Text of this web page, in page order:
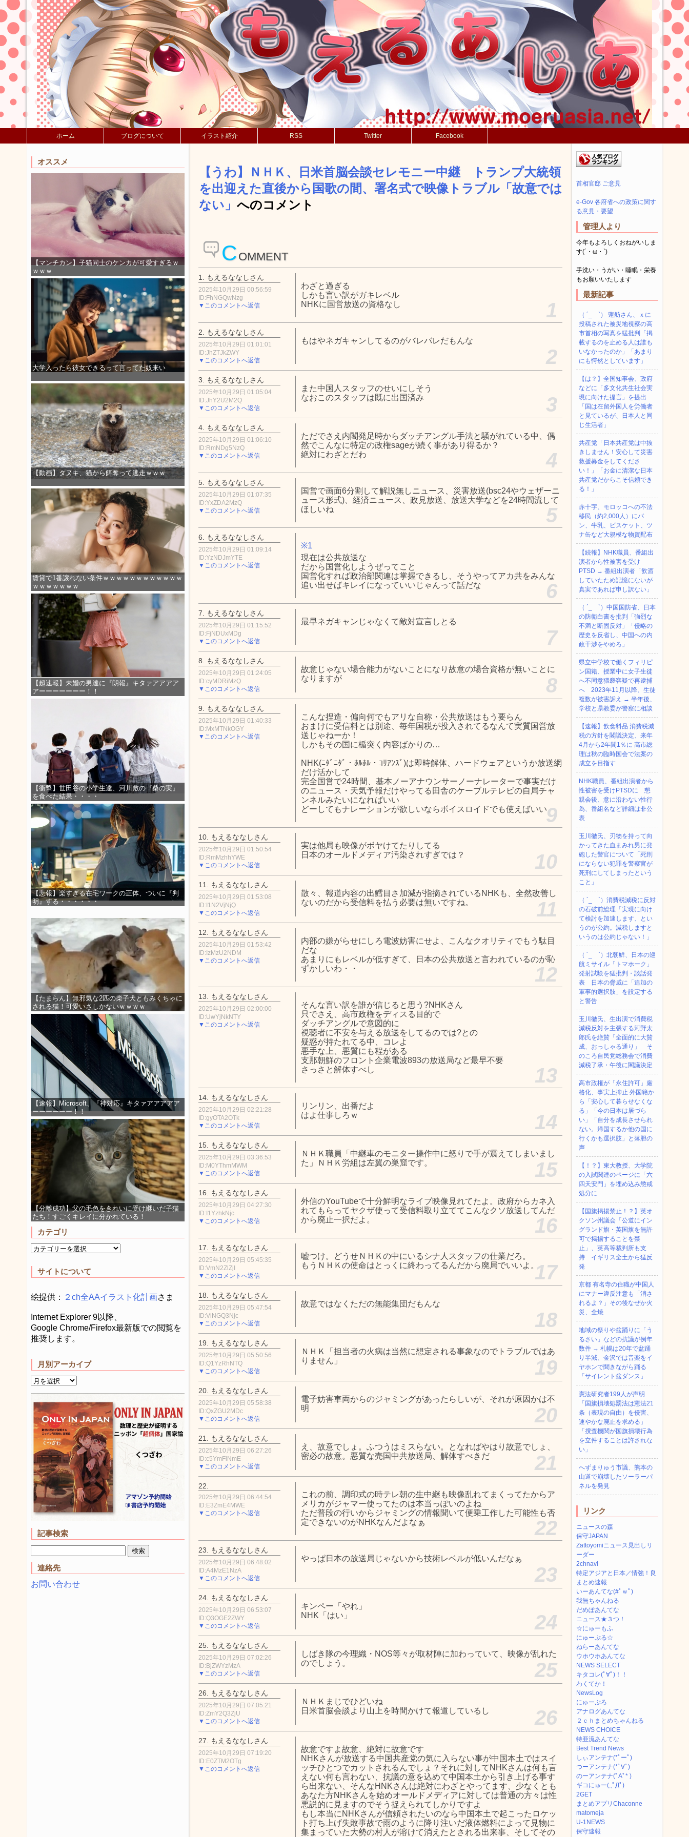
ホーム ブログについて イラスト紹介 RSS Twitter Facebook
オススメ
【マンチカン】子猫同士のケンカが可愛すぎるｗ
ｗｗｗ
大学入ったら彼女できるって言ってた奴来い
【動画】タヌキ、猫から餌奪って逃走ｗｗｗ
賃貸で1番譲れない条件ｗｗｗｗｗｗｗｗｗｗｗｗ
ｗｗｗｗｗｗｗ
【超速報】未婚の男達に『朗報』キタァアアアア
アーーーーーーー！！
【衝撃】世田谷の小学生達、河川敷の『桑の実』
を食べた結果・・・・
【悲報】楽すぎる在宅ワークの正体、ついに『判
明』する・・・・・・
【たまらん】無邪気な2匹の柴子犬ともみくちゃに
される猫！可愛いさしかないｗｗｗｗ
【速報】Microsoft、『神対応』キタァアアアアア
ーーーーーー！！
【分離成功】父の毛色をきれいに受け継いだ子猫
たち！すごくキレイに分かれている！
カテゴリ
サイトについて
絵提供： ２ch全AAイラスト化計画さま
Internet Explorer 9以降、
Google Chrome/Firefox最新版での閲覧を
推奨します。
月別アーカイブ
記事検索
連絡先
お問い合わせ
【うわ】ＮＨＫ、日米首脳会談セレモニー中継 トランプ大統領
を出迎えた直後から国歌の間、署名式で映像トラブル「故意では
ない」 へのコメント
C OMMENT
1. もえるななしさん
2025年10月29日 00:56:59
ID:FhNGQwNzg
▼このコメントへ返信
わざと過ぎる
しかも言い訳がガキレベル
NHKに国営放送の資格なし
1
2. もえるななしさん
2025年10月29日 01:01:01
ID:JhZTJkZWY
▼このコメントへ返信
もはやネガキャンしてるのがバレバレだもんな
2
3. もえるななしさん
2025年10月29日 01:05:04
ID:JhY2U2M2Q
▼このコメントへ返信
また中国人スタッフのせいにしそう
なおこのスタッフは既に出国済み
3
4. もえるななしさん
2025年10月29日 01:06:10
ID:RmNDg5NzQ
▼このコメントへ返信
ただでさえ内閣発足時からダッチアングル手法と騒がれている中、偶
然でこんなに特定の政権sageが続く事があり得るか？
絶対にわざとだわ
4
5. もえるななしさん
2025年10月29日 01:07:35
ID:YxZDA2MzQ
▼このコメントへ返信
国営で画面6分割して解説無しニュース、災害放送(bsc24やウェザーニ
ュース形式)、経済ニュース、政見放送、放送大学などを24時間流して
ほしいね
5
6. もえるななしさん
2025年10月29日 01:09:14
ID:YzNDJmYTE
▼このコメントへ返信
※1
現在は公共放送な
だから国営化しようぜってこと
国営化すれば政治部関連は掌握できるし、そうやってアカ共をみんな
追い出せばキレイになっていいじゃんって話だな
6
7. もえるななしさん
2025年10月29日 01:15:52
ID:FjNDUxMDg
▼このコメントへ返信
最早ネガキャンじゃなくて敵対宣言しとる
7
8. もえるななしさん
2025年10月29日 01:24:05
ID:cyMDRiMzQ
▼このコメントへ返信
故意じゃない場合能力がないことになり故意の場合資格が無いことに
なりますが
8
9. もえるななしさん
2025年10月29日 01:40:33
ID:MxMTNkOGY
▼このコメントへ返信
こんな捏造・偏向何でもアリな自称・公共放送はもう要らん
おまけに受信料とは別途、毎年国税が投入されてるなんて実質国営放
送じゃねーか！
しかもその国に楯突く内容ばかりの…
NHK(ﾆﾀﾞﾆﾀﾞ・ﾎﾙﾎﾙ・ｺﾘｱﾝｽﾞ)は即時解体、ハードウェアというか放送網
だけ活かして
完全国営で24時間、基本ノーアナウンサーノーナレーターで事実だけ
のニュース・天気予報だけやってる田舎のケーブルテレビの自局チャ
ンネルみたいになればいい
どーしてもナレーションが欲しいならボイスロイドでも使えばいい9
10. もえるななしさん
2025年10月29日 01:50:54
ID:RmMzhhYWE
▼このコメントへ返信
実は他局も映像がボヤけてたりしてる
日本のオールドメディア汚染されすぎでは？
10
11. もえるななしさん
2025年10月29日 01:53:08
ID:I1N2VjNjQ
▼このコメントへ返信
散々、報道内容の出鱈目さ加減が指摘されているNHKも、全然改善し
ないのだから受信料を払う必要は無いですね。
11
12. もえるななしさん
2025年10月29日 01:53:42
ID:IzMzU2NDM
▼このコメントへ返信
内部の嫌がらせにしろ電波妨害にせよ、こんなクオリティでもう駄目
だな
あまりにもレベルが低すぎて、日本の公共放送と言われているのが恥
ずかしいわ・・
12
13. もえるななしさん
2025年10月29日 02:00:00
ID:UwYjNkNTY
▼このコメントへ返信
そんな言い訳を誰が信じると思う?NHKさん
只でさえ、高市政権をディスる目的で
ダッチアングルで意図的に
視聴者に不安を与える放送をしてるのでは?との
疑惑が持たれてる中、コレよ
悪手な上、悪質にも程がある
支那朝鮮のフロント企業電波893の放送局など最早不要
さっさと解体すべし
13
14. もえるななしさん
2025年10月29日 02:21:28
ID:gyOTA2OTk
▼このコメントへ返信
リンリン、出番だよ
はよ仕事しろｗ
14
15. もえるななしさん
2025年10月29日 03:36:53
ID:M0YThmMWM
▼このコメントへ返信
ＮＨＫ職員「中継車のモニター操作中に怒りで手が震えてしまいまし
た」ＮＨＫ労組は左翼の巣窟です。
15
16. もえるななしさん
2025年10月29日 04:27:30
ID:I1YzhkNjc
▼このコメントへ返信
外信のYouTubeで十分鮮明なライブ映像見れてたよ。政府からカネ入
れてもらってヤクザ使って受信料取り立ててこんなクソ放送してんだ
から廃止一択だよ。
16
17. もえるななしさん
2025年10月29日 05:45:35
ID:VmN2ZlZjI
▼このコメントへ返信
嘘つけ。どうせＮＨＫの中にいるシナ人スタッフの仕業だろ。
もうＮＨＫの使命はとっくに終わってるんだから廃局でいいよ。17
18. もえるななしさん
2025年10月29日 05:47:54
ID:ViNGQ3Njc
▼このコメントへ返信
故意ではなくただの無能集団だもんな
18
19. もえるななしさん
2025年10月29日 05:50:56
ID:Q1YzRhNTQ
▼このコメントへ返信
ＮＨＫ「担当者の火病は当然に想定される事象なのでトラブルではあ
りません」
19
20. もえるななしさん
2025年10月29日 05:58:38
ID:QxZGU2MDc
▼このコメントへ返信
電子妨害車両からのジャミングがあったらしいが、それが原因かは不
明
20
21. もえるななしさん
2025年10月29日 06:27:26
ID:c5YmFlNmE
▼このコメントへ返信
え、故意でしょ。ふつうはミスらない。となればやはり故意でしょ、
密必の故意。悪質な売国中共放送局、解体すべきだ
21
22.
2025年10月29日 06:44:54
ID:E3ZmE4MWE
▼このコメントへ返信
これの前、調印式の時テレ朝の生中継も映像乱れてまくってたからア
メリカがジャマー使ってたのは本当っぽいのよね
ただ普段の行いからジャミングの情報聞いて便乗工作した可能性も否
定できないのがNHKなんだよなぁ
22
23. もえるななしさん
2025年10月29日 06:48:02
ID:A4MzE1NzA
▼このコメントへ返信
やっぱ日本の放送局じゃないから技術レベルが低いんだなぁ
23
24. もえるななしさん
2025年10月29日 06:53:07
ID:Q3OGE2ZWY
▼このコメントへ返信
キンペー「やれ」
NHK「はい」
24
25. もえるななしさん
2025年10月29日 07:02:26
ID:BjZWYzMzA
▼このコメントへ返信
しばき隊の今理織・NOS等々が取材陣に加わっていて、映像が乱れた
のでしょう。
25
26. もえるななしさん
2025年10月29日 07:05:21
ID:ZmY2Q3ZjU
▼このコメントへ返信
ＮＨＫまじでひどいね
日米首脳会談より山上を時間かけて報道しているし
26
27. もえるななしさん
2025年10月29日 07:19:20
ID:E0ZTM2OTg
▼このコメントへ返信
故意ですよ故意、絶対に故意です
NHKさんが放送する中国共産党の気に入らない事が中国本土ではスイ
ッチひとつでカットされるんでしょ？それに対してNHKさんは何も言
えない何も言わない、抗議の意を込めて中国本土から引き上げる事す
ら出来ない、そんなHNKさんは絶対にわざとやってます、少なくとも
あなた方NHKさんを始めオールドメディアに対しては普通の方々は性
悪説的に見ますのでそう捉えられてしかりですよ
もし本当にNHKさんが信頼されたいのなら中国本土で起こったロケッ
ト打ち上げ失敗事故で雨のように降り注いだ液体燃料によって見物に
集まっていた大勢の村人が溶けて消えたとされる出来事、そしてその
首相官邸 ご意見
e-Gov 各府省への政策に関す
る意見・要望
管理人より
今年もよろしくおねがいしま
す(´・ω・`)
手洗い・うがい・睡眠・栄養
もお願いいたします
最新記事
（ ´_ゝ`） 蓮舫さん、ｘに
投稿された被災地視察の高
市首相の写真を猛批判「掲
載するのを止める人は誰も
いなかったのか」「あまり
にも愕然としています」
【は？】全国知事会、政府
などに「多文化共生社会実
現に向けた提言」を提出
「国は在留外国人を労働者
と見ているが、日本人と同
じ生活者」
共産党「日本共産党は中抜
きしません！安心して災害
救援募金をしてくださ
い！」「お金に清潔な日本
共産党だからこそ信頼でき
る！」
赤十字、モロッコへの不法
移民（約2,000人）にパ
ン、牛乳、ビスケット、ツ
ナ缶など大規模な物資配布
【続報】NHK職員、番組出
演者から性被害を受け
PTSD → 番組出演者「飲酒
していたため記憶にないが
真実であれば申し訳ない」
（ ´_ゝ`）中国国防省、日本
の防衛白書を批判「強烈な
不満と断固反対」「侵略の
歴史を反省し、中国への内
政干渉をやめろ」
県立中学校で働くフィリピ
ン国籍、授業中に女子生徒
へ不同意猥褻容疑で再逮捕
へ 2023年11月以降、生徒
複数が被害訴え → 半年後、
学校と県教委が警察に相談
【速報】飲食料品 消費税減
税の方針を閣議決定、来年
4月から2年間1％に 高市総
理は秋の臨時国会で法案の
成立を目指す
NHK職員、番組出演者から
性被害を受けPTSDに 懇
親会後、意に沿わない性行
為、番組名など詳細は非公
表
玉川徹氏、刃物を持って向
かってきた血まみれ男に発
砲した警官について「死刑
にならない犯罪を警察官が
死刑にしてしまったという
こと」
（ ´_ゝ`）消費税減税に反対
の石破前総理「実現に向け
て検討を加速します、とい
うのが公約。減税しますと
いうのは公約じゃない！」
（ ´_ゝ`）北朝鮮、日本の巡
航ミサイル「‌トマホーク」
発射試験を猛批判・談話発
表 日本の脅威に「追加の
軍事的選択肢」を設定する
と警告
玉川徹氏、生出演で消費税
減税反対を主張する河野太
郎氏を絶賛「全面的に大賛
成、おっしゃる通り」 そ
のころ自民党総務会で消費
減税了承・午後に閣議決定
高市政権が「永住許可」厳
格化、事実上抑止 外国籍か
ら「安心して暮らせなくな
る」「今の日本は居づら
い」「自分を成長させられ
ない。帰国するか他の国に
行くかも選択肢」と落胆の
声
【！？】東大教授、大学院
の入試関連のページに「六
四天安門」を埋め込み懲戒
処分に
【国旗掲揚禁止！？】英オ
クソン州議会「公道にイン
グランド旗・英国旗を無許
可で掲揚することを禁
止」、英高等裁判所も支
持 イギリス全土から猛反
発
京都 有名寺の住職が中国人
にマナー違反注意も「消さ
れるよ？」その後なぜか火
災、全焼
地域の祭りや盆踊りに「う
るさい」などの抗議が例年
数件 → 札幌は20年で盆踊
り半減、金沢では音楽をイ
ヤホンで聞きながら踊る
「サイレント盆ダンス」
憲法研究者199人が声明
「国旗損壊処罰法は憲法21
条（表現の自由）を侵害、
速やかな廃止を求める」
「捜査機関が国旗損壊行為
を立件することは許されな
い」
へずまりゅう市議、熊本の
山道で崩壊したソーラーパ
ネルを発見
リンク
ニュースの森
保守JAPAN
Zattoyomiニュース見出しリ
ーダー
2chnavi
特定アジアと日本／情強！良
まとめ速報
いーあんてな(#ﾟｗﾟ)
我無ちゃんねる
だめぽあんてな
ニュース★３つ！
☆にゅーもふ
にゅーぷる☆
ねらーあんてな
ウホウホあんてな
NEWS SELECT
キタコレ(ﾟ∀ﾟ)！！
わくてか！
NewsLog
にゅーぷろ
アナログあんてな
２ｃｈまとめちゃんねる
NEWS CHOICE
特亜流あんてな
Best Trend News
しぃアンテナ(*ﾟーﾟ)
つーアンテナ(*ﾟ∀ﾟ)
のーアンテナ(ﾟAﾟ* )
ギコにゅー(,,ﾟДﾟ)
2GET
まとめアプリChaconne
matomeja
U-1NEWS
保守速報